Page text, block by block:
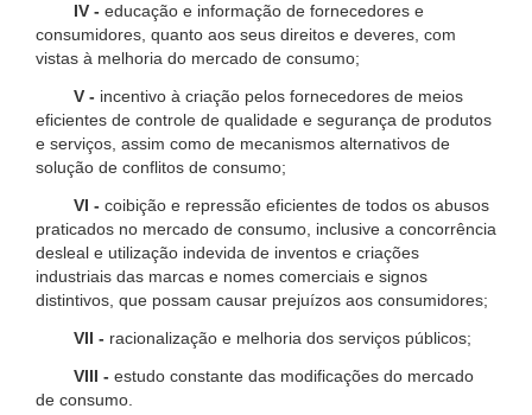
IV - educação e informação de fornecedores e
consumidores, quanto aos seus direitos e deveres, com
vistas à melhoria do mercado de consumo;
V - incentivo à criação pelos fornecedores de meios
eficientes de controle de qualidade e segurança de produtos
e serviços, assim como de mecanismos alternativos de
solução de conflitos de consumo;
VI - coibição e repressão eficientes de todos os abusos
praticados no mercado de consumo, inclusive a concorrência
desleal e utilização indevida de inventos e criações
industriais das marcas e nomes comerciais e signos
distintivos, que possam causar prejuízos aos consumidores;
VII - racionalização e melhoria dos serviços públicos;
VIII - estudo constante das modificações do mercado
de consumo.